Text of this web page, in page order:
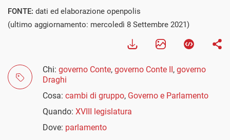
FONTE: dati ed elaborazione openpolis
(ultimo aggiornamento: mercoledì 8 Settembre 2021)
Chi: governo Conte, governo Conte II, governo
Draghi
Cosa: cambi di gruppo, Governo e Parlamento
Quando: XVIII legislatura
Dove: parlamento